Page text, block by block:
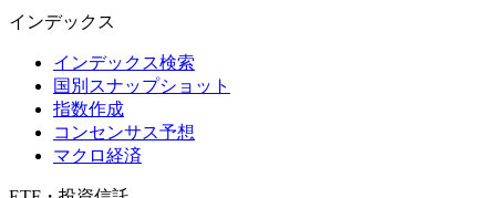
インデックス
インデックス検索
国別スナップショット
指数作成
コンセンサス予想
マクロ経済